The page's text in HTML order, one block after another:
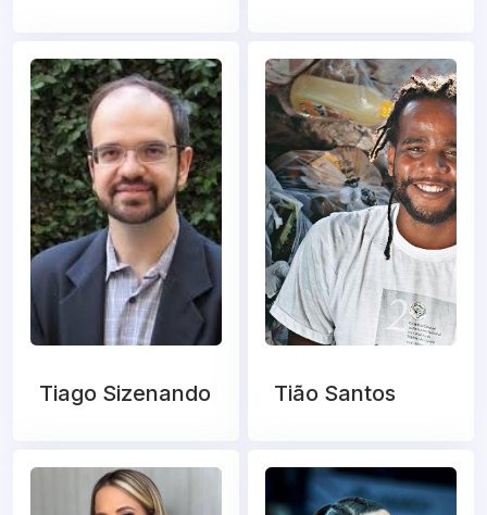
Tiago Sizenando Tião Santos